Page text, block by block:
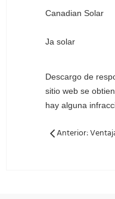
Canadian Solar
Ja solar
Descargo de
sitio web se
hay alguna